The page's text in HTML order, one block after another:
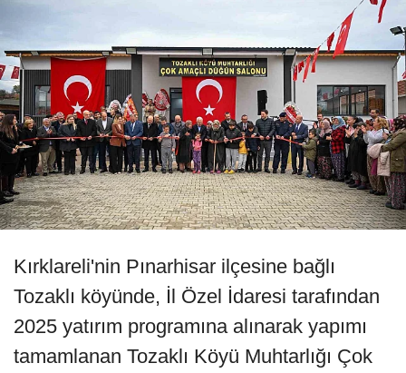
Kırklareli'nin Pınarhisar ilçesine bağlı
Tozaklı köyünde, İl Özel İdaresi tarafından
2025 yatırım programına alınarak yapımı
tamamlanan Tozaklı Köyü Muhtarlığı Çok